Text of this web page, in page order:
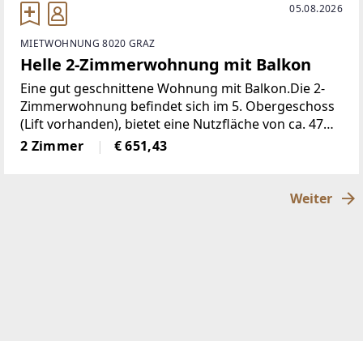
05.08.2026
MIETWOHNUNG 8020 GRAZ
Helle 2-Zimmerwohnung mit Balkon
Eine gut geschnittene Wohnung mit Balkon.Die 2-
Zimmerwohnung befindet sich im 5. Obergeschoss
(Lift vorhanden), bietet eine Nutzfläche von ca. 47
m² und einen Balkon.Raumaufteilung:+ Wohnraum
mit integrierter Küche und Zugang auf den Balkon+
2 Zimmer € 651,43
Weiter